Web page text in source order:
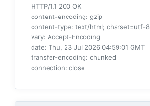
HTTP/1.1 200 OK
content-encoding: gzip
content-type: text/html; charset=utf-8
vary: Accept-Encoding
date: Thu, 23 Jul 2026 04:59:01 GMT
transfer-encoding: chunked
connection: close